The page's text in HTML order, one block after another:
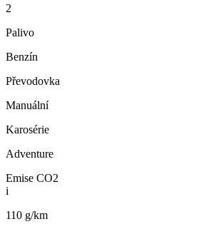
2
Palivo
Benzín
Převodovka
Manuální
Karosérie
Adventure
Emise CO2
i
110 g/km